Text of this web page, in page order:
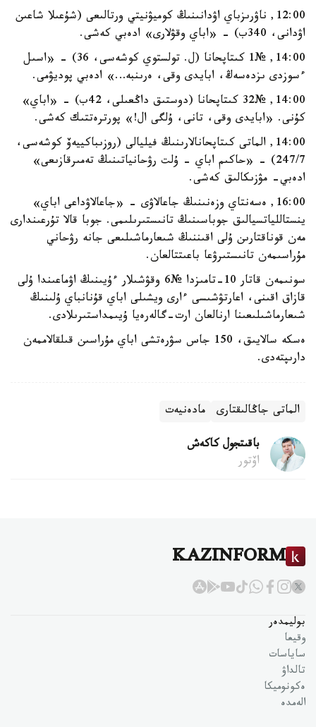
12:00, ناۋرىزباي اۋدانىنىڭ كوميۋنيتي ورتالىعى (شۇعىلا شاعىن
اۋدانى، 340ب) - «اباي وقۋلارى» ادەبي كەشى.
14:00, №1 كىتاپحانا (ل. تولستوي كوشەسى، 36) - «اسىل
ءسوزدى ىزدەسەڭ، ابايدى وقى، ەرىنبە…» ادەبي پوديۋمى.
14:00, №32 كىتاپحانا (دوستىق داڭعىلى، 42ب) - «اباي»
كۇنى. «ابايدى وقى، تانى، ۇلگى ال!» پورترەتتىك كەشى.
14:00, الماتى كىتاپحانالارىنىڭ فيليالى (روزىباكييەۆ كوشەسى،
247/7) - «حاكىم اباي - ۇلت رۋحانياتىنىڭ تەمىرقازىعى»
ادەبي- مۋزىكالىق كەشى.
16:00, ەسەنتاي وزەنىنىڭ جاعالاۋى - «جاعالاۋداعى اباي»
ينستاللياتسيالىق جوباسىنىڭ تانىستىرىلىمى. جوبا قالا تۇرعىندارى
مەن قوناقتارىن ۇلى اقىننىڭ شىعارماشىلىعى جانە رۋحاني
مۇراسىمەن تانىستىرۋعا باعىتتالعان.
سونىمەن قاتار 10-تامىزدا №6 وقۋشىلار ءۇيىنىڭ اۋماعىندا ۇلى
قازاق اقىنى، اعارتۋشىسى ءارى ويشىلى اباي قۇنانباي ۇلىنىڭ
شىعارماشىلىعىنا ارنالعان ارت-گالەرەيا ۇيىمداستىرىلادى.
ەسكە سالايىق، 150 جاس سۋرەتشى اباي مۇراسىن قىلقالاممەن
دارىپتەدى.
الماتى جاڭالىقتارى مادەنيەت
باقىتجول كاكەش
اۆتور
KAZINFORM
بوليمدەر
وقيعا
ساياسات
تالداۋ
ەكونوميكا
الەمدە